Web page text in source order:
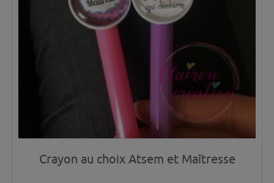
Crayon au choix Atsem et Maîtresse